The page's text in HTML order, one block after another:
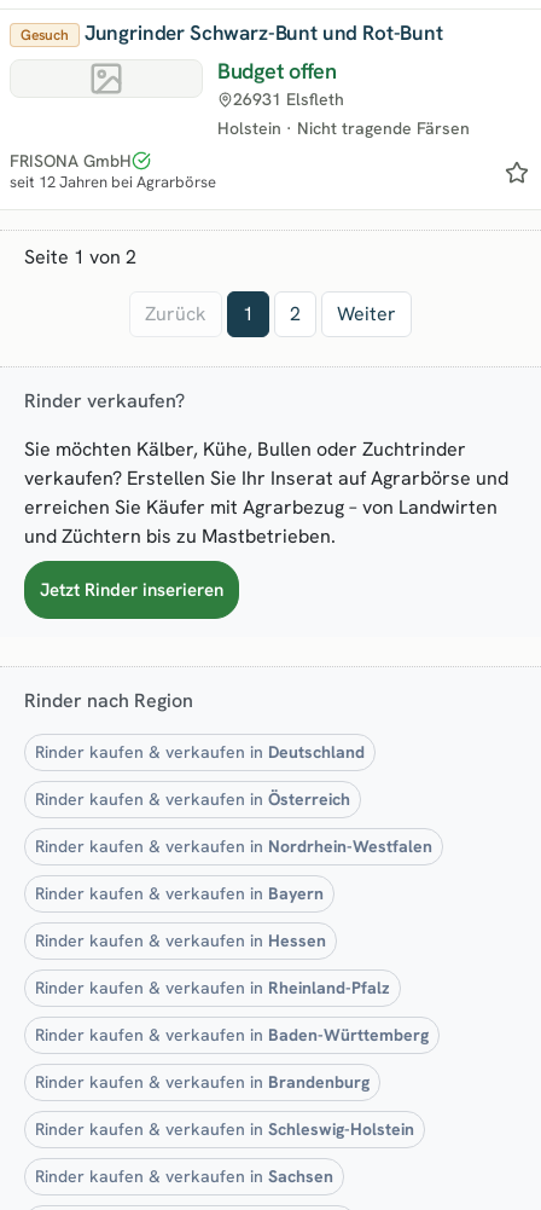
Gesuch Jungrinder Schwarz-Bunt und Rot-Bunt
Budget offen
Holstein · Nicht tragende Färsen
26931 Elsfleth
FRISONA GmbH
seit 12 Jahren bei Agrarbörse
Seite 1 von 2
Zurück 1 2 Weiter
Rinder verkaufen?
Sie möchten Kälber, Kühe, Bullen oder Zuchtrinder
verkaufen? Erstellen Sie Ihr Inserat auf Agrarbörse und
erreichen Sie Käufer mit Agrarbezug – von Landwirten
und Züchtern bis zu Mastbetrieben.
Jetzt Rinder inserieren
Rinder nach Region
Rinder kaufen & verkaufen in Deutschland
Rinder kaufen & verkaufen in Österreich
Rinder kaufen & verkaufen in Nordrhein-Westfalen
Rinder kaufen & verkaufen in Bayern
Rinder kaufen & verkaufen in Hessen
Rinder kaufen & verkaufen in Rheinland-Pfalz
Rinder kaufen & verkaufen in Baden-Württemberg
Rinder kaufen & verkaufen in Brandenburg
Rinder kaufen & verkaufen in Schleswig-Holstein
Rinder kaufen & verkaufen in Sachsen